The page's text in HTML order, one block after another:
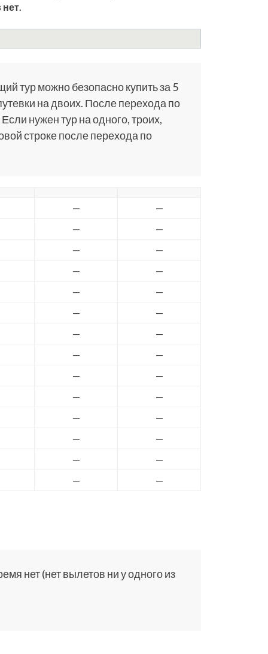
тур можно безопасно купить за 5
на двоих. После перехода по
нужен тур на одного, троих,
строке после перехода по
—
—
—
—
—
—
—
—
—
—
—
—
—
—
—
—
—
—
—
—
—
—
—
—
—
—
— —
нет (нет вылетов ни у одного из